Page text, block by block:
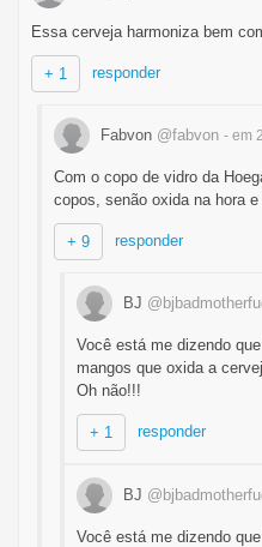
Essa cerveja harmoniza bem
+ 1 responder
Fabvon @fabvon - em
Com o copo de vidro da
copos, senão oxida na hora
+ 9 responder
BJ
Você está me dizendo
mangos que oxida a
Oh não!!!
+ 1 responder
BJ
Você está me dizendo